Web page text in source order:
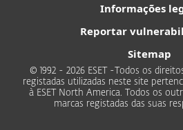
Informações
Reportar
Sitemap
© 1992 - 2026 ESET -Todos os
registadas utilizadas neste site
à ESET North America. Todos os
marcas registadas das suas